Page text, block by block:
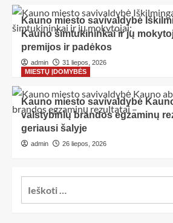
Kauno miesto savivaldybė
Kauno šimtukininkai ir jų
premijos ir padėkos
admin
31 liepos, 2026
MIESTŲ ĮDOMYBĖS
Kauno miesto savivaldybė
valstybinių brandos egzaminų
geriausi šalyje
admin 26 liepos, 2026